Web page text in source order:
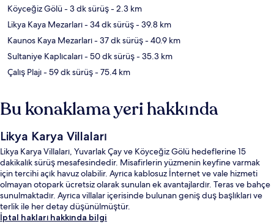
Köyceğiz Gölü- 3 dk sürüş- 2.3 km
Likya Kaya Mezarları- 34 dk sürüş- 39.8 km
Kaunos Kaya Mezarları- 37 dk sürüş- 40.9 km
Sultaniye Kaplıcaları- 50 dk sürüş- 35.3 km
Çalış Plajı- 59 dk sürüş- 75.4 km
Bu konaklama yeri hakkında
Likya Karya Villaları
Likya Karya Villaları, Yuvarlak Çay ve Köyceğiz Gölü hedeflerine 15
dakikalık sürüş mesafesindedir. Misafirlerin yüzmenin keyfine varmak
için tercihi açık havuz olabilir. Ayrıca kablosuz İnternet ve vale hizmeti
olmayan otopark ücretsiz olarak sunulan ek avantajlardır. Teras ve bahçe
sunulmaktadır. Ayrıca villalar içerisinde bulunan geniş duş başlıkları ve
terlik ile her detay düşünülmüştür.
İptal hakları hakkında bilgi